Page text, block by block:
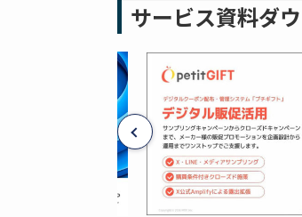
サービス資料ダ